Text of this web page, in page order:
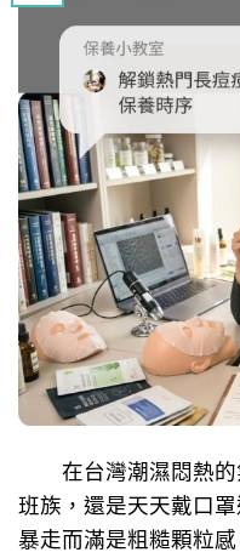
在台灣潮濕悶熱的
班族，還是天天戴口
暴走而滿是粗糙顆粒感